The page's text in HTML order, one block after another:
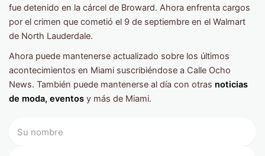
fue detenido en la cárcel de Broward. Ahora enfrenta cargos
por el crimen que cometió el 9 de septiembre en el Walmart
de North Lauderdale.
Ahora puede mantenerse actualizado sobre los últimos
acontecimientos en Miami suscribiéndose a Calle Ocho
News. También puede mantenerse al día con otras noticias
de moda, eventos y más de Miami.